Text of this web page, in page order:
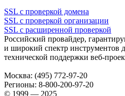
SSL с проверкой домена
SSL с проверкой организации
SSL с расширенной проверкой
Российский провайдер,
и широкий спектр инструментов
технической поддержки веб-
Москва: (495) 772-97-20
Регионы: 8-800-200-97-20
© 1999 — 2025